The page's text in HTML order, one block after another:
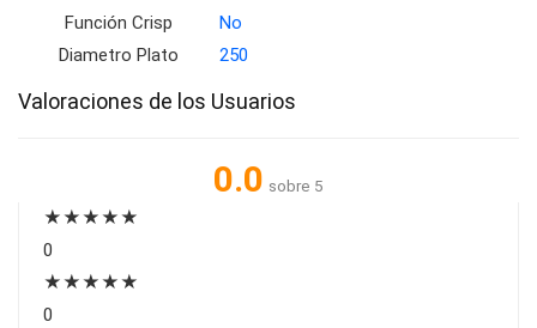
Función Crisp
No
Diametro Plato
250
Valoraciones de los Usuarios
0.0 sobre 5
★★★★★
0
★★★★★
0